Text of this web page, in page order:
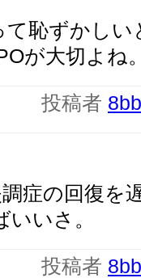
て恥ずかし
が大切よね
投稿者
症の回復を
いさ。
投稿者